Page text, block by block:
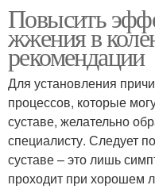
Повысить
жжения в
рекомендации
Для установления
процессов, которые
суставе, желательно
специалисту. Следует
суставе – это лишь
проходит при хорошем